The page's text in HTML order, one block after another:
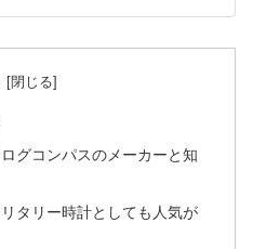
グコンパスのメーカーと知
タリー時計としても人気が